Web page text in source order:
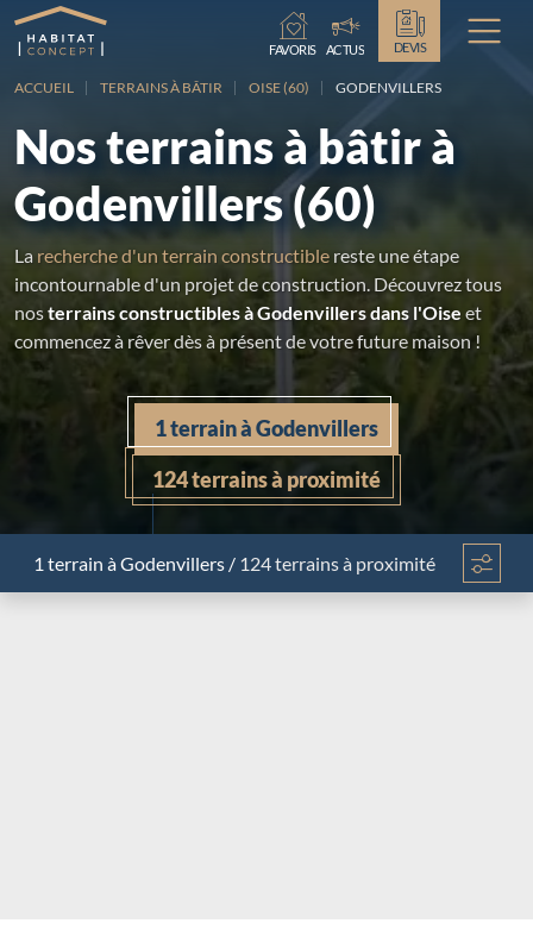
Chargement...
FAVORIS
ACTUS DEVIS
ACCUEIL TERRAINS À BÂTIR OISE (60) GODENVILLERS
Nos terrains à bâtir à
Godenvillers (60)
La recherche d'un terrain constructible reste une étape
incontournable d'un projet de construction. Découvrez tous
nosterrains constructibles à Godenvillers dans l'Oise et
commencez à rêver dès à présent de votre future maison !
1 terrain à Godenvillers
124 terrains à proximité
1 terrain à Godenvillers / 124 terrains à proximité